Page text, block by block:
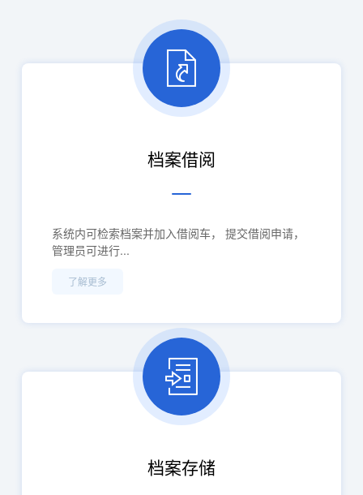
档案借阅
系统内可检索档案并加入借阅车， 提交借阅申请，
管理员可进行...
了解更多
档案存储